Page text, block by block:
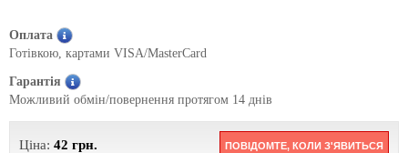
Оплата
Готівкою, картами VISA/MasterCard
Гарантія
Можливий обмін/повернення протягом 14 днів
Ціна: 42 грн. ПОВІДОМТЕ, КОЛИ З'ЯВИТЬСЯ